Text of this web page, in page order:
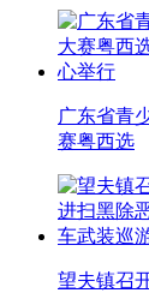
广东省青
赛粤西选
望夫镇召